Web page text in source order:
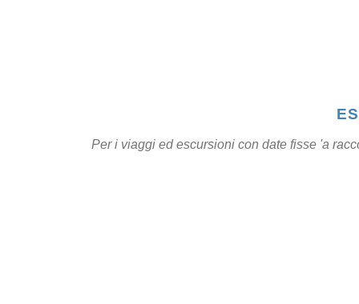
Per i viaggi ed escursioni con date fisse 'a